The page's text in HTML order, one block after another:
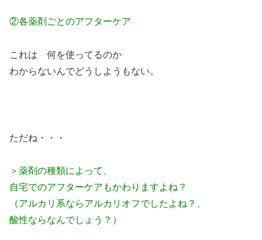
②各薬剤ごとのアフターケア
これは 何を使ってるのか
わからないんでどうしようもない。
ただね・・・
＞薬剤の種類によって、
自宅でのアフターケアもかわりますよね？
（アルカリ系ならアルカリオフでしたよね？、
酸性ならなんでしょう？）